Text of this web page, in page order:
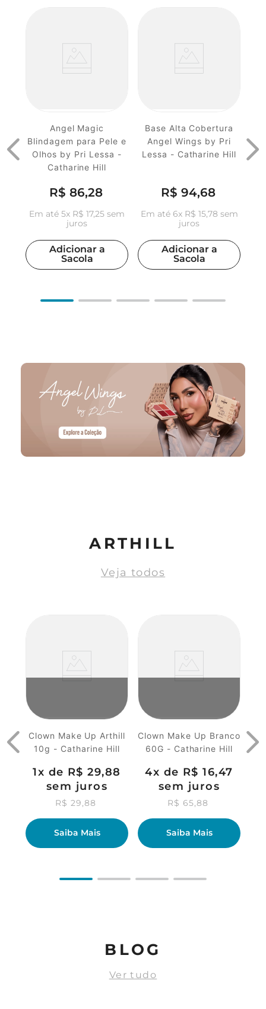
Angel Magic
Blindagem para Pele e
Olhos by Pri Lessa -
Catharine Hill
R$ 86,28
Em até 5x R$ 17,25 sem
juros
Adicionar a
Sacola
Base Alta Cobertura
Angel Wings by Pri
Lessa - Catharine Hill
R$ 94,68
Em até 6x R$ 15,78 sem
juros
Adicionar a
Sacola
ARTHILL
Veja todos
Clown Make Up Arthill
10g - Catharine Hill
1x de R$ 29,88
sem juros
R$ 29,88
Saiba Mais
Clown Make Up Branco
60G - Catharine Hill
4x de R$ 16,47
sem juros
R$ 65,88
Saiba Mais
BLOG
Ver tudo